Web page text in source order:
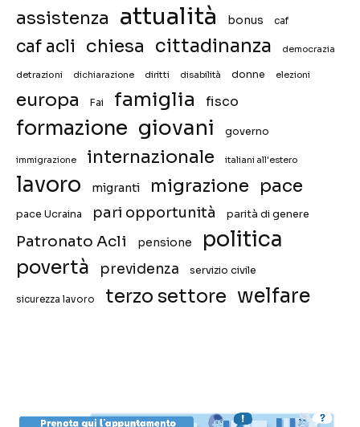
assistenza attualità bonus caf
caf acli chiesa cittadinanza democrazia
detrazioni dichiarazione diritti disabilità donne elezioni
europa Fai famiglia fisco
formazione giovani governo
immigrazione internazionale italiani all'estero
lavoro migranti migrazione pace
pace Ucraina pari opportunità parità di genere
Patronato Acli pensione politica
povertà previdenza servizio civile
sicurezza lavoro terzo settore welfare